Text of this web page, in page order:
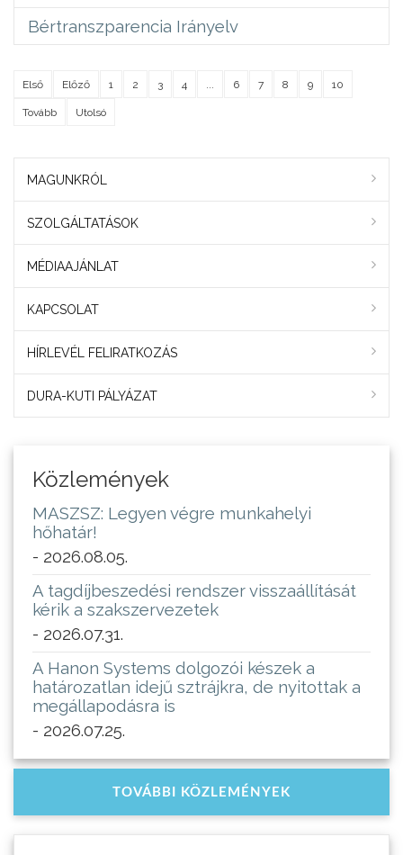
Bértranszparencia Irányelv
Első Előző 1 2 3 4 ... 6 7 8 9 10
Tovább Utolsó
MAGUNKRÓL
SZOLGÁLTATÁSOK
MÉDIAAJÁNLAT
KAPCSOLAT
HÍRLEVÉL FELIRATKOZÁS
DURA-KUTI PÁLYÁZAT
Közlemények
MASZSZ: Legyen végre munkahelyi
hőhatár!
- 2026.08.05.
A tagdíjbeszedési rendszer visszaállítását
kérik a szakszervezetek
- 2026.07.31.
A Hanon Systems dolgozói készek a
határozatlan idejű sztrájkra, de nyitottak a
megállapodásra is
- 2026.07.25.
TOVÁBBI KÖZLEMÉNYEK